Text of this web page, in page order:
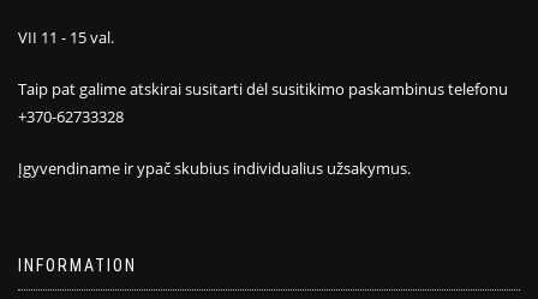
VII 11 - 15 val.
Taip pat galime atskirai susitarti dėl susitikimo paskambinus telefonu
+370-62733328
Įgyvendiname ir ypač skubius individualius užsakymus.
INFORMATION